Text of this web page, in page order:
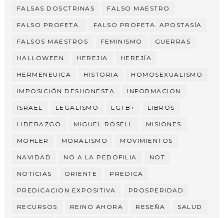
FALSAS DOSCTRINAS FALSO MAESTRO
FALSO PROFETA. FALSO PROFETA. APOSTASÍA
FALSOS MAESTROS FEMINISMO GUERRAS
HALLOWEEN HEREJIA HEREJÍA
HERMENEUICA HISTORIA HOMOSEXUALISMO
IMPOSICIÓN DESHONESTA INFORMACION
ISRAEL LEGALISMO LGTB+ LIBROS
LIDERAZGO MIGUEL ROSELL MISIONES
MOHLER MORALISMO MOVIMIENTOS
NAVIDAD NO A LA PEDOFILIA NOT
NOTICIAS ORIENTE PREDICA
PREDICACION EXPOSITIVA PROSPERIDAD
RECURSOS REINO AHORA RESEÑA SALUD